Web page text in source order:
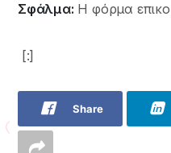
Σφάλμα: Η φόρμα
[:]
Share